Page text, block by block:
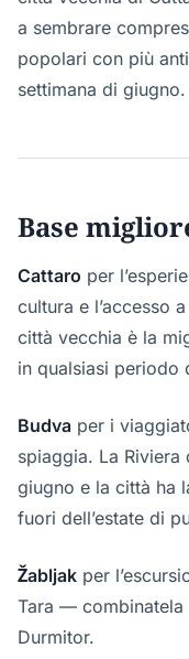
a sembrare
popolari con più
settimana di giugno.
Base
Cattaro per
cultura e l’accesso
città vecchia è la
in qualsiasi periodo
Budva per i
spiaggia. La Riviera
giugno e la città ha
fuori dell’estate di
Žabljak per
Tara — combinatela
Durmitor.